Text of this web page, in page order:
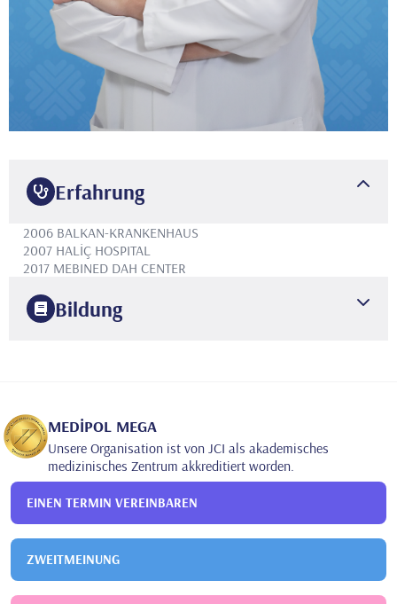
Erfahrung
2006 BALKAN-KRANKENHAUS
2007 HALİÇ HOSPITAL
2017 MEBINED DAH CENTER
Bildung
ŞİŞLİ ETFAL BILDUNGS- UND FORSCHUNGSKRANKENHAUS
SPEZIALISIERUNG IN DER MEDIZIN
MEDİPOL MEGA
Unsere Organisation ist von JCI als akademisches
medizinisches Zentrum akkreditiert worden.
EINEN TERMIN VEREINBAREN
ZWEITMEINUNG